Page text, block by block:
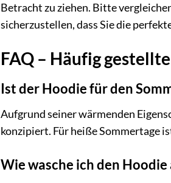
Betracht zu ziehen. Bitte
sicherzustellen, dass Sie die
FAQ – Häufig
Ist der Hoodie für den
Aufgrund seiner wärmenden
konzipiert. Für heiße Sommertage
Wie wasche ich den Hoodie